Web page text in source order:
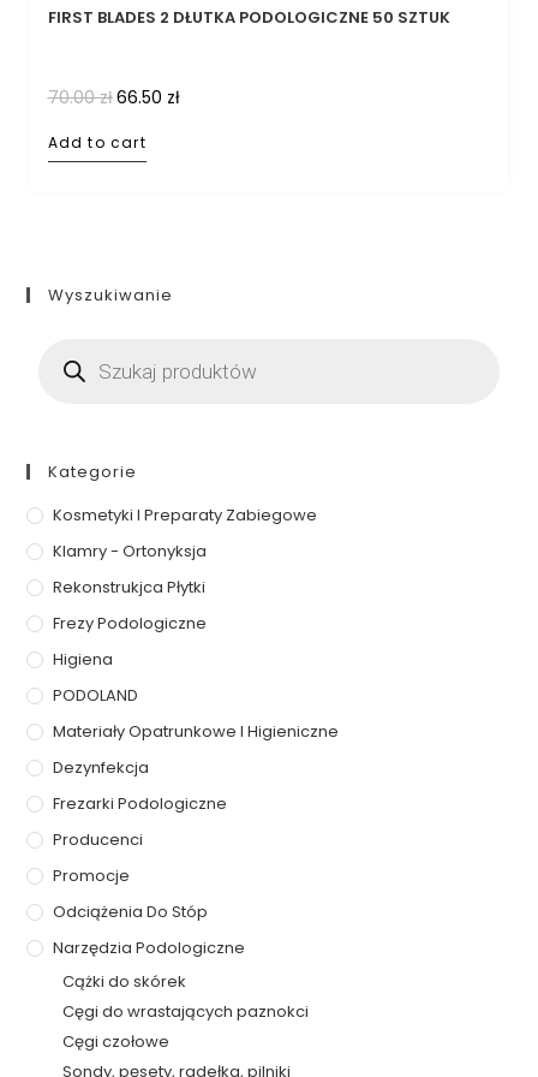
FIRST BLADES 2 DŁUTKA PODOLOGICZNE 50 SZTUK
70.00zł66.50 zł
Add to cart
Wyszukiwanie
Kategorie
Kosmetyki I Preparaty Zabiegowe
Klamry - Ortonyksja
Rekonstrukjca Płytki
Frezy Podologiczne
Higiena
PODOLAND
Materiały Opatrunkowe I Higieniczne
Dezynfekcja
Frezarki Podologiczne
Producenci
Promocje
Odciążenia Do Stóp
Narzędzia Podologiczne
Cążki do skórek
Cęgi do wrastających paznokci
Cęgi czołowe
Sondy, pęsety, radełka, pilniki